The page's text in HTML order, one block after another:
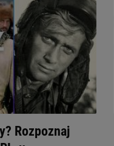
Rozpoznaj